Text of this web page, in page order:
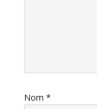
Nom *